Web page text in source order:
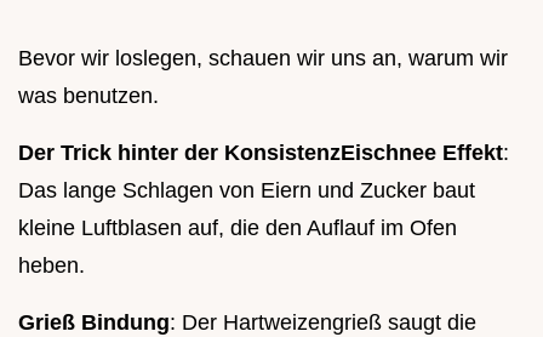
Bevor wir loslegen, schauen wir uns an, warum wir
was benutzen.
Der Trick hinter der KonsistenzEischnee Effekt:
Das lange Schlagen von Eiern und Zucker baut
kleine Luftblasen auf, die den Auflauf im Ofen
heben.
Grieß Bindung: Der Hartweizengrieß saugt die